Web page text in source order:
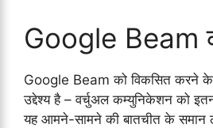
Google Beam
Google Beam को विकसित करने के
उद्देश्य है – वर्चुअल कम्युनिकेशन को
यह आमने-सामने की बातचीत के समान